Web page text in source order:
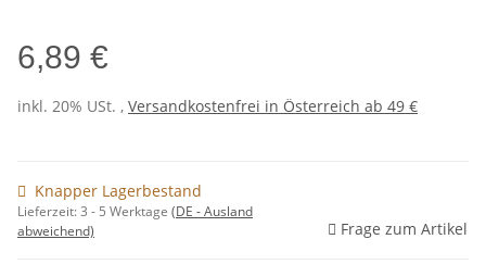
6,89 €
inkl. 20% USt. , Versandkostenfrei in Österreich ab 49 €
Knapper Lagerbestand
Lieferzeit:3 - 5 Werktage (DE - Ausland
abweichend)
Frage zum Artikel